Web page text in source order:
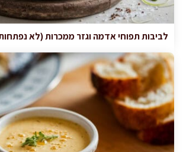
לביבות תפוחי אדמה וגזר ממכרות (לא נפתחות